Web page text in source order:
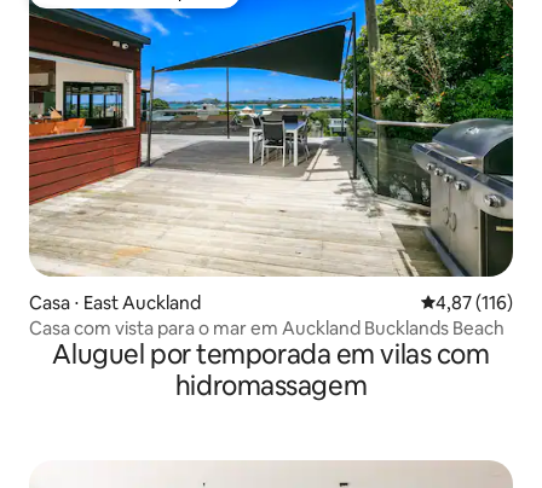
Casa ⋅ East Auckland 4,87 de uma
4,87 (116)
Casa com vista para o mar em Auckland Bucklands Beach
Aluguel por temporada em vilas com
hidromassagem